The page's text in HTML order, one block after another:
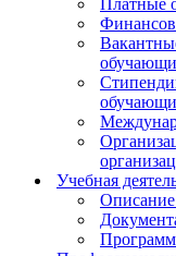
Платные
Учебная
Описание